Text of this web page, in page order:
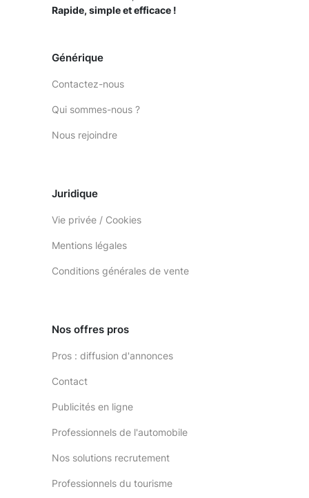
Rapide, simple et efficace !
Générique
Contactez-nous
Qui sommes-nous ?
Nous rejoindre
Juridique
Vie privée / Cookies
Mentions légales
Conditions générales de vente
Nos offres pros
Pros : diffusion d'annonces
Contact
Publicités en ligne
Professionnels de l'automobile
Nos solutions recrutement
Professionnels du tourisme